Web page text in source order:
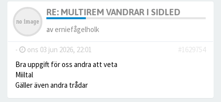
RE: MULTIREM VANDRAR I SIDLED
av erniefågelholk
- ons 03 jun 2026, 22:01
#1629754
Bra uppgift för oss andra att veta
Miiltal
Gäller även andra trådar